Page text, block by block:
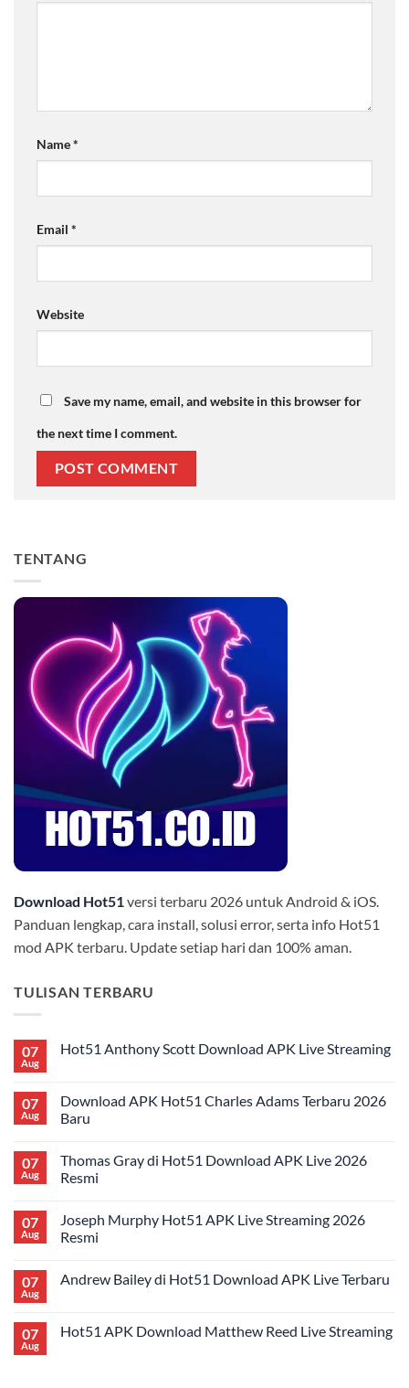
Name*
Email *
Website
Save my name, email, and website in this browser for
the next time I comment.
TENTANG
Download Hot51versi terbaru 2026 untuk Android & iOS.
Panduan lengkap, cara install, solusi error, serta info Hot51
mod APK terbaru. Update setiap hari dan 100% aman.
TULISAN TERBARU
07
Aug
Hot51 Anthony Scott Download APK Live Streaming
Hot51
Anthony
Scott
Live
Streaming
07
Aug
Download APK Hot51 Charles Adams Terbaru 2026
Baru
on
Download
APK
Adams
Terbaru
2026
07
Aug
Thomas Gray di Hot51 Download APK Live 2026
Resmi
on
Thomas
Gray
Download
Resmi
07
Aug
Joseph Murphy Hot51 APK Live Streaming 2026
Resmi
on
APK
Live
07
Aug
Andrew Bailey di Hot51 Download APK Live Terbaru
Andrew
07
Aug
Hot51 APK Download Matthew Reed Live Streaming